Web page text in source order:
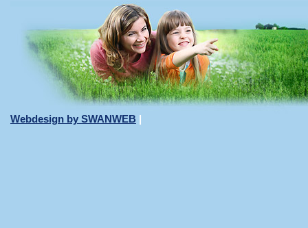
Webdesign by SWANWEB